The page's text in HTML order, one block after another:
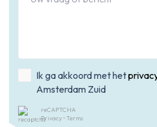
Ik ga akkoord met het
Amsterdam Zuid
reCAPTCHA
Privacy • Terms